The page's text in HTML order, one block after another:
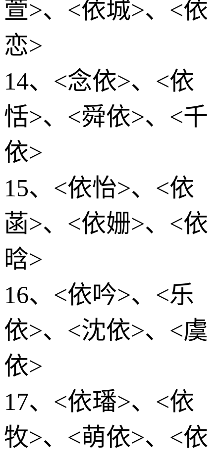
萱>、<依城>、<依
恋>
14、<念依>、<依
恬>、<舜依>、<千
依>
15、<依怡>、<依
菡>、<依姗>、<依
晗>
16、<依吟>、<乐
依>、<沈依>、<虞
依>
17、<依璠>、<依
牧>、<萌依>、<依